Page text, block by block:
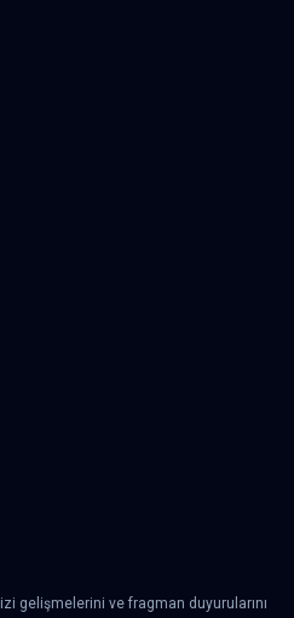
gelişmelerini ve fragman duyurularını